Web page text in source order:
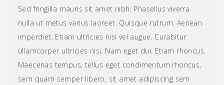
Sed fringilla mauris sit amet nibh. Phasellus viverra
nulla ut metus varius laoreet. Quisque rutrum. Aenean
imperdiet. Etiam ultricies nisi vel augue. Curabitur
ullamcorper ultricies nisi. Nam eget dui. Etiam rhoncus.
Maecenas tempus, tellus eget condimentum rhoncus,
sem quam semper libero, sit amet adipiscing sem